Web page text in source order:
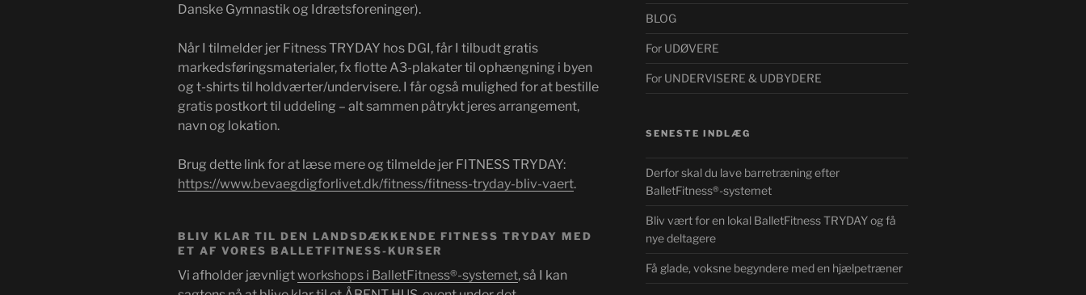
Danske Gymnastik og Idrætsforeninger).
Når I tilmelder jer Fitness TRYDAY hos DGI, får I tilbudt gratis
markedsføringsmaterialer, fx flotte A3-plakater til ophængning i byen
og t-shirts til holdværter/undervisere. I får også mulighed for at bestille
gratis postkort til uddeling – alt sammen påtrykt jeres arrangement,
navn og lokation.
Brug dette link for at læse mere og tilmelde jer FITNESS TRYDAY:
https://www.bevaegdigforlivet.dk/fitness/fitness-tryday-bliv-vaert.
BLIV KLAR TIL DEN LANDSDÆKKENDE FITNESS TRYDAY MED
ET AF VORES BALLETFITNESS-KURSER
Vi afholder jævnligtworkshops i BalletFitness®-systemet, så I kan
BLOG
For UDØVERE
For UNDERVISERE & UDBYDERE
SENESTE INDLÆG
Derfor skal du lave barretræning efter
BalletFitness®-systemet
Bliv vært for en lokal BalletFitness TRYDAY og få
nye deltagere
Få glade, voksne begyndere med en hjælpetræner